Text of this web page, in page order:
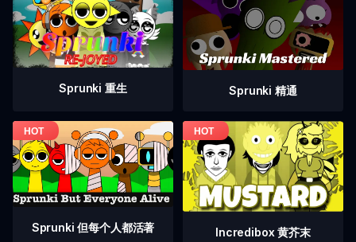
Sprunki 重生 Sprunki 精通
Sprunki 但每个人都活著 Incredibox 黄芥末